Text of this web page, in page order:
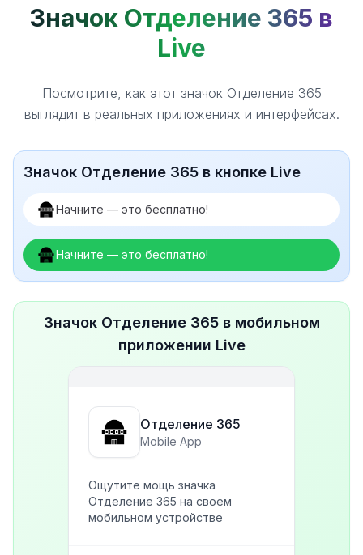
Значок Отделение 365 в
Live
Посмотрите, как этот значок Отделение 365
выглядит в реальных приложениях и интерфейсах.
Значок Отделение 365 в кнопке Live
Начните — это бесплатно!
Начните — это бесплатно!
Значок Отделение 365 в мобильном
приложении Live
Отделение 365
Mobile App
Ощутите мощь значка
Отделение 365 на своем
мобильном устройстве